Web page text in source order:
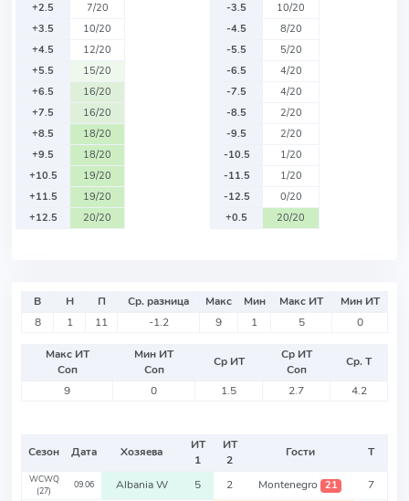
+2.5
7/20
+3.5
10/20
+4.5
12/20
+5.5
15/20
+6.5
16/20
+7.5
16/20
+8.5
18/20
+9.5
18/20
+10.5
19/20
+11.5
19/20
+12.5
20/20
-3.5
10/20
-4.5
8/20
-5.5
5/20
-6.5
4/20
-7.5
4/20
-8.5
2/20
-9.5
2/20
-10.5
1/20
-11.5
1/20
-12.5
0/20
+0.5
20/20
В Н П Ср. разница Макс Мин Макс ИТ
Мин ИТ
8
1 11 -1.2 9 1 5 0
Макс ИТ
Соп
Мин ИТ
Соп
Ср ИТ
Ср ИТ
Соп
Ср. Т
9
0 1.5 2.7 4.2
Сезон Дата Хозяева
ИТ
1
ИТ
2
Гости Т
WCWQ
(27)
09.06 Albania W 5 2 Montenegro 21 7